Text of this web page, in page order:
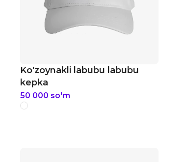
Ko'zoynakli labubu labubu
kepka
50 000 so'm